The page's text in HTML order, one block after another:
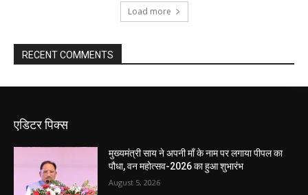
Load more
RECENT COMMENTS
एडिटर पिक्स
मुख्यमंत्री साय ने अपनी माँ के नाम पर लगाया पीपल का
पौधा, वन महोत्सव-2026 का हुआ शुभारंभ
August 5, 2026